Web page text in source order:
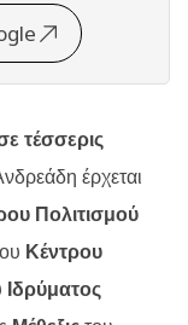
τέσσερις
έρχεται
Πολιτισμού
Κέντρου
Ιδρύματος